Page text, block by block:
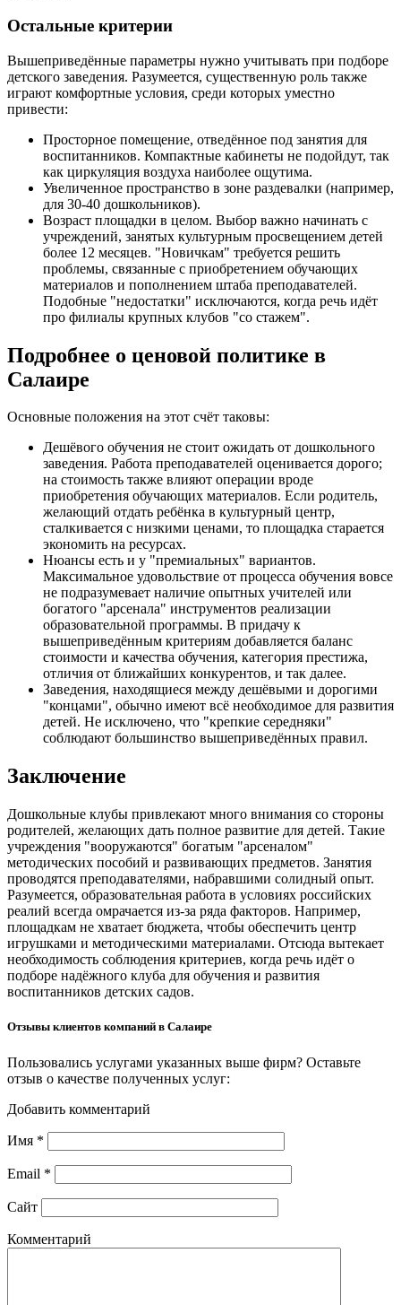
Остальные критерии
Вышеприведённые параметры нужно учитывать при подборе
детского заведения. Разумеется, существенную роль также
играют комфортные условия, среди которых уместно
привести:
Просторное помещение, отведённое под занятия для
воспитанников. Компактные кабинеты не подойдут, так
как циркуляция воздуха наиболее ощутима.
Увеличенное пространство в зоне раздевалки (например,
для 30-40 дошкольников).
Возраст площадки в целом. Выбор важно начинать с
учреждений, занятых культурным просвещением детей
более 12 месяцев. "Новичкам" требуется решить
проблемы, связанные с приобретением обучающих
материалов и пополнением штаба преподавателей.
Подобные "недостатки" исключаются, когда речь идёт
про филиалы крупных клубов "со стажем".
Подробнее о ценовой политике в
Салаире
Основные положения на этот счёт таковы:
Дешёвого обучения не стоит ожидать от дошкольного
заведения. Работа преподавателей оценивается дорого;
на стоимость также влияют операции вроде
приобретения обучающих материалов. Если родитель,
желающий отдать ребёнка в культурный центр,
сталкивается с низкими ценами, то площадка старается
экономить на ресурсах.
Нюансы есть и у "премиальных" вариантов.
Максимальное удовольствие от процесса обучения вовсе
не подразумевает наличие опытных учителей или
богатого "арсенала" инструментов реализации
образовательной программы. В придачу к
вышеприведённым критериям добавляется баланс
стоимости и качества обучения, категория престижа,
отличия от ближайших конкурентов, и так далее.
Заведения, находящиеся между дешёвыми и дорогими
"концами", обычно имеют всё необходимое для развития
детей. Не исключено, что "крепкие середняки"
соблюдают большинство вышеприведённых правил.
Заключение
Дошкольные клубы привлекают много внимания со стороны
родителей, желающих дать полное развитие для детей. Такие
учреждения "вооружаются" богатым "арсеналом"
методических пособий и развивающих предметов. Занятия
проводятся преподавателями, набравшими солидный опыт.
Разумеется, образовательная работа в условиях российских
реалий всегда омрачается из-за ряда факторов. Например,
площадкам не хватает бюджета, чтобы обеспечить центр
игрушками и методическими материалами. Отсюда вытекает
необходимость соблюдения критериев, когда речь идёт о
подборе надёжного клуба для обучения и развития
воспитанников детских садов.
Отзывы клиентов компаний в Салаире
Пользовались услугами указанных выше фирм? Оставьте
отзыв о качестве полученных услуг:
Добавить комментарий
Имя *
Email *
Сайт
Комментарий